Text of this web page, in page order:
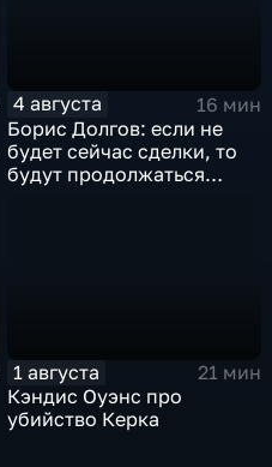
4 августа
16 мин
Борис Долгов: если не
будет сейчас сделки, то
будут продолжаться
1 августа
21 мин
Кэндис Оуэнс про
убийство Керка